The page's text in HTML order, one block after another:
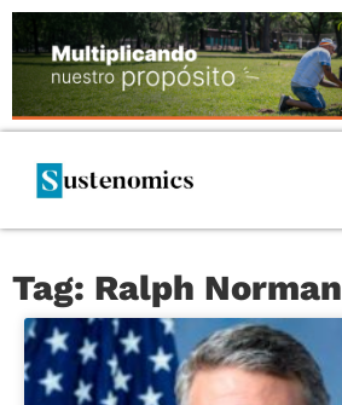
Tag: Ralph Norman